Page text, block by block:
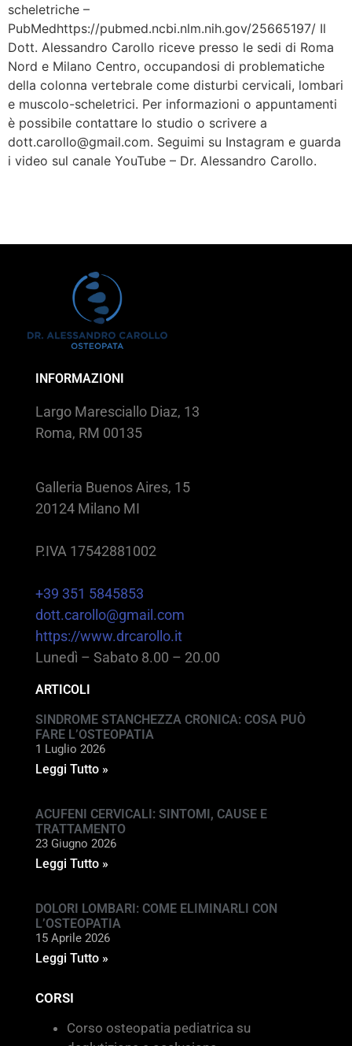
scheletriche –
PubMedhttps://pubmed.ncbi.nlm.nih.gov/25665197/ Il
Dott. Alessandro Carollo riceve presso le sedi di Roma
Nord e Milano Centro, occupandosi di problematiche
della colonna vertebrale come disturbi cervicali, lombari
e muscolo-scheletrici. Per informazioni o appuntamenti
è possibile contattare lo studio o scrivere a
dott.carollo@gmail.com. Seguimi su Instagram e guarda
i video sul canale YouTube – Dr. Alessandro Carollo.
INFORMAZIONI
Largo Maresciallo Diaz, 13
Roma, RM 00135
Galleria Buenos Aires, 15
20124 Milano MI
P.IVA 17542881002
+39 351 5845853
dott.carollo@gmail.com
https://www.drcarollo.it
Lunedì – Sabato 8.00 – 20.00
ARTICOLI
SINDROME STANCHEZZA CRONICA: COSA PUÒ
FARE L’OSTEOPATIA
1 Luglio 2026
Leggi Tutto »
ACUFENI CERVICALI: SINTOMI, CAUSE E
TRATTAMENTO
23 Giugno 2026
Leggi Tutto »
DOLORI LOMBARI: COME ELIMINARLI CON
L’OSTEOPATIA
15 Aprile 2026
Leggi Tutto »
CORSI
Corso osteopatia pediatrica su